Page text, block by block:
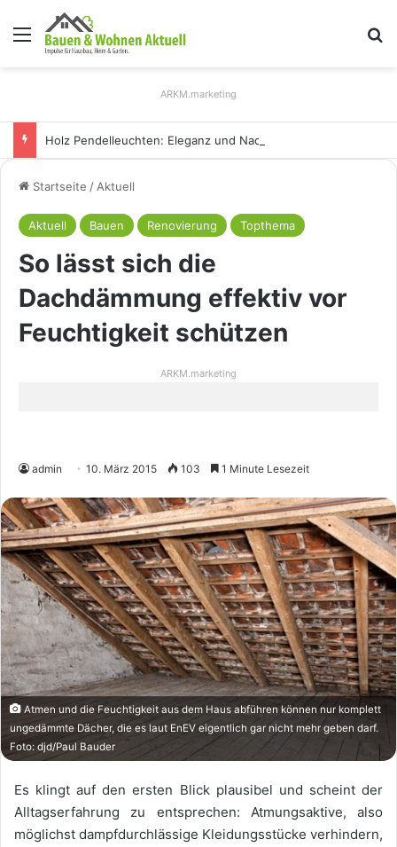
Menü
ARKM.marketing
Startseite / Aktuell
Aktuell Bauen Renovierung Topthema
So lässt sich die
Dachdämmung effektiv vor
Feuchtigkeit schützen
ARKM.marketing
admin 10. März 2015 103 1 Minute Lesezeit
Atmen und die Feuchtigkeit aus dem Haus abführen können nur komplett
ungedämmte Dächer, die es laut EnEV eigentlich gar nicht mehr geben darf.
Foto: djd/Paul Bauder
Es klingt auf den ersten Blick plausibel und scheint der
Alltagserfahrung zu entsprechen: Atmungsaktive, also
möglichst dampfdurchlässige Kleidungsstücke verhindern,